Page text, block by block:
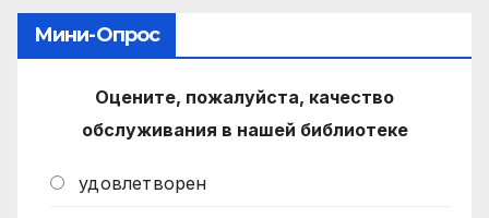
Мини-Опрос
Оцените, пожалуйста, качество
обслуживания в нашей библиотеке
удовлетворен